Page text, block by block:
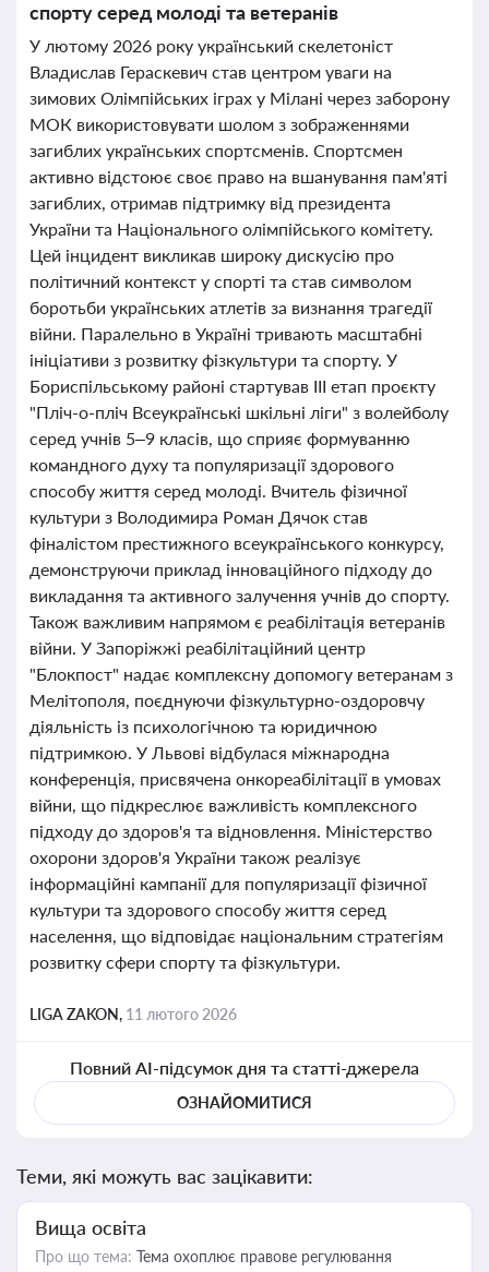
спорту серед молоді та ветеранів
У лютому 2026 року український скелетоніст
Владислав Гераскевич став центром уваги на
зимових Олімпійських іграх у Мілані через заборону
МОК використовувати шолом з зображеннями
загиблих українських спортсменів. Спортсмен
активно відстоює своє право на вшанування пам'яті
загиблих, отримав підтримку від президента
України та Національного олімпійського комітету.
Цей інцидент викликав широку дискусію про
політичний контекст у спорті та став символом
боротьби українських атлетів за визнання трагедії
війни. Паралельно в Україні тривають масштабні
ініціативи з розвитку фізкультури та спорту. У
Бориспільському районі стартував ІІІ етап проєкту
"Пліч-о-пліч Всеукраїнські шкільні ліги" з волейболу
серед учнів 5–9 класів, що сприяє формуванню
командного духу та популяризації здорового
способу життя серед молоді. Вчитель фізичної
культури з Володимира Роман Дячок став
фіналістом престижного всеукраїнського конкурсу,
демонструючи приклад інноваційного підходу до
викладання та активного залучення учнів до спорту.
Також важливим напрямом є реабілітація ветеранів
війни. У Запоріжжі реабілітаційний центр
"Блокпост" надає комплексну допомогу ветеранам з
Мелітополя, поєднуючи фізкультурно-оздоровчу
діяльність із психологічною та юридичною
підтримкою. У Львові відбулася міжнародна
конференція, присвячена онкореабілітації в умовах
війни, що підкреслює важливість комплексного
підходу до здоров'я та відновлення. Міністерство
охорони здоров'я України також реалізує
інформаційні кампанії для популяризації фізичної
культури та здорового способу життя серед
населення, що відповідає національним стратегіям
розвитку сфери спорту та фізкультури.
LIGA ZAKON, 11 лютого 2026
Повний AI-підсумок дня та статті-джерела
ОЗНАЙОМИТИСЯ
Теми, які можуть вас зацікавити:
Вища освіта
Про що тема: Тема охоплює правове регулювання